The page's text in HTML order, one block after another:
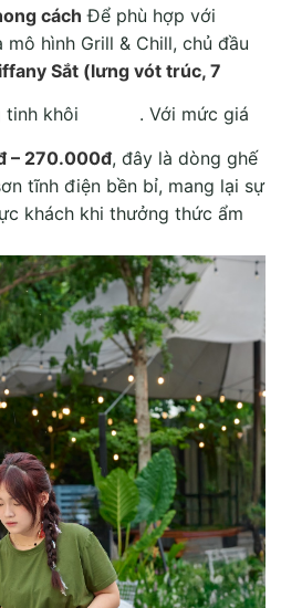
cách Để phù hợp với
hình Grill & Chill, chủ đầu
Sắt (lưng vót trúc, 7
tinh khôi . Với mức giá
– 270.000đ, đây là dòng ghế
tĩnh điện bền bỉ, mang lại sự
khách khi thưởng thức ẩm